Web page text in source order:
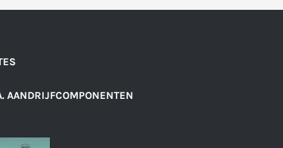
AANDRIJFCOMPONENTEN